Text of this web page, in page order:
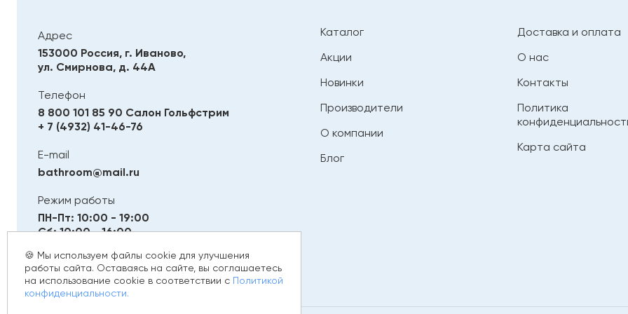
Адрес
153000 Россия, г. Иваново,
ул. Смирнова, д. 44А
Телефон
8 800 101 85 90 Салон Гольфстрим
+ 7 (4932) 41-46-76
E-mail
bathroom@mail.ru
Режим работы
ПН-Пт: 10:00 - 19:00
Сб: 10:00 - 16:00
Каталог
Акции
Новинки
Производители
О компании
Блог
Доставка и оплата
О нас
Контакты
Политика
Карта сайта
🍪 Мы используем файлы cookie для улучшения
работы сайта. Оставаясь на сайте, вы соглашаетесь
на использование cookie в соответствии с Политикой
конфиденциальности.